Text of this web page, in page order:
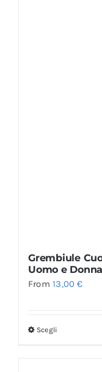
Grembiule
Uomo e Donna
From13,00€
Scegli